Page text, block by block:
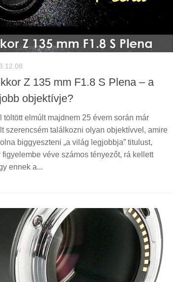
Z 135 mm F1.8 S Plena – a
objektívje?
töltött elmúlt majdnem 25 évem során már
szerencsém találkozni olyan objektívvel, amire
biggyeszteni „a világ legjobbja” titulust,
figyelembe véve számos tényezőt, rá kellett
ennek a...